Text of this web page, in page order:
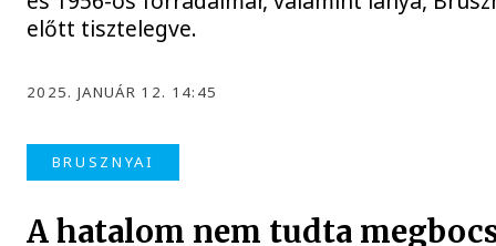
előtt tisztelegve.
2025. JANUÁR 12. 14:45
BRUSZNYAI
A hatalom nem tudta